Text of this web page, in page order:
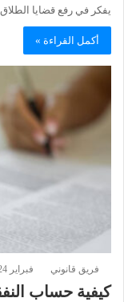
يفكر في رفع قضايا
أكمل القراءة »
فريق قانوني فبراير 24, 2026
كيفية حساب